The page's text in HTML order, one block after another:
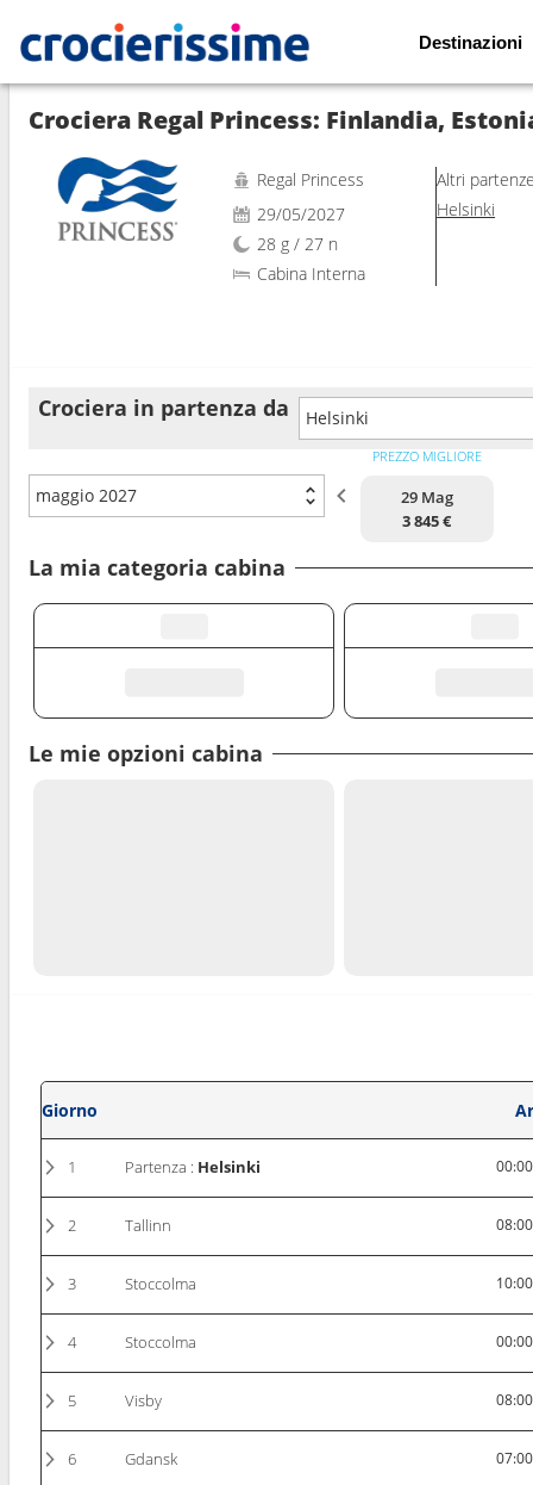
Destinazioni
Mostra le altre 38 foto
Regal Princess
29/05/2027
28 g / 27 n
Cabina Interna
Altri partenze
Helsinki
Crociera in partenza da Helsinki
maggio 2027
PREZZO MIGLIORE
29 Mag
3 845 €
La mia categoria cabina
Le mie opzioni cabina
Giorno
1 Partenza : Helsinki 00:00
2 Tallinn 08:00
3 Stoccolma 10:00
4 Stoccolma 00:00
5 Visby 08:00
6 Gdansk 07:00